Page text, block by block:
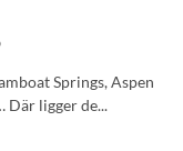
Springs, Aspen
Där ligger de...